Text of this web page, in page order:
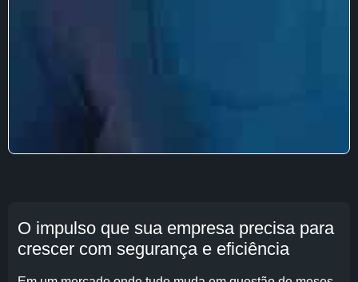
O impulso que sua empresa precisa para
crescer com segurança e eficiência